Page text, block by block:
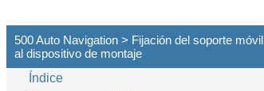
500 Auto Navigation > Fijación del soporte móvil
al dispositivo de montaje
Índice